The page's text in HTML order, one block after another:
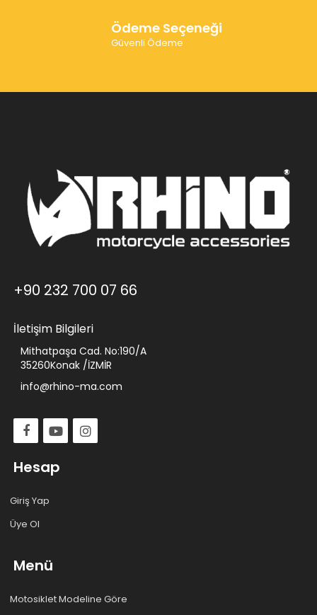
Ödeme Seçeneği
Güvenli Ödeme
+90 232 700 07 66
İletişim Bilgileri
Mithatpaşa Cad. No:190/A
35260Konak /İZMİR
info@rhino-ma.com
Hesap
Giriş Yap
Üye Ol
Menü
Motosiklet Modeline Göre